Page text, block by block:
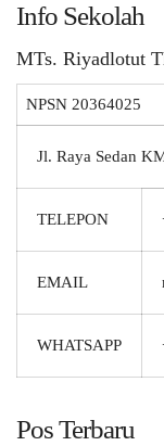
Info Sekolah
MTs. Riyadlotut
NPSN 20364025
Jl. Raya Sedan
TELEPON
EMAIL
WHATSAPP
Pos Terbaru